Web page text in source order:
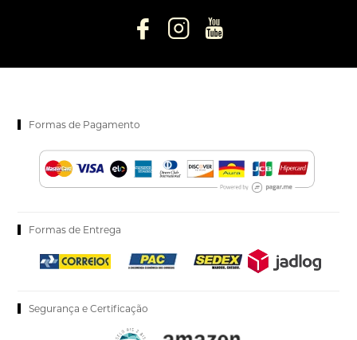
Formas de Pagamento
Formas de Entrega
Segurança e Certificação